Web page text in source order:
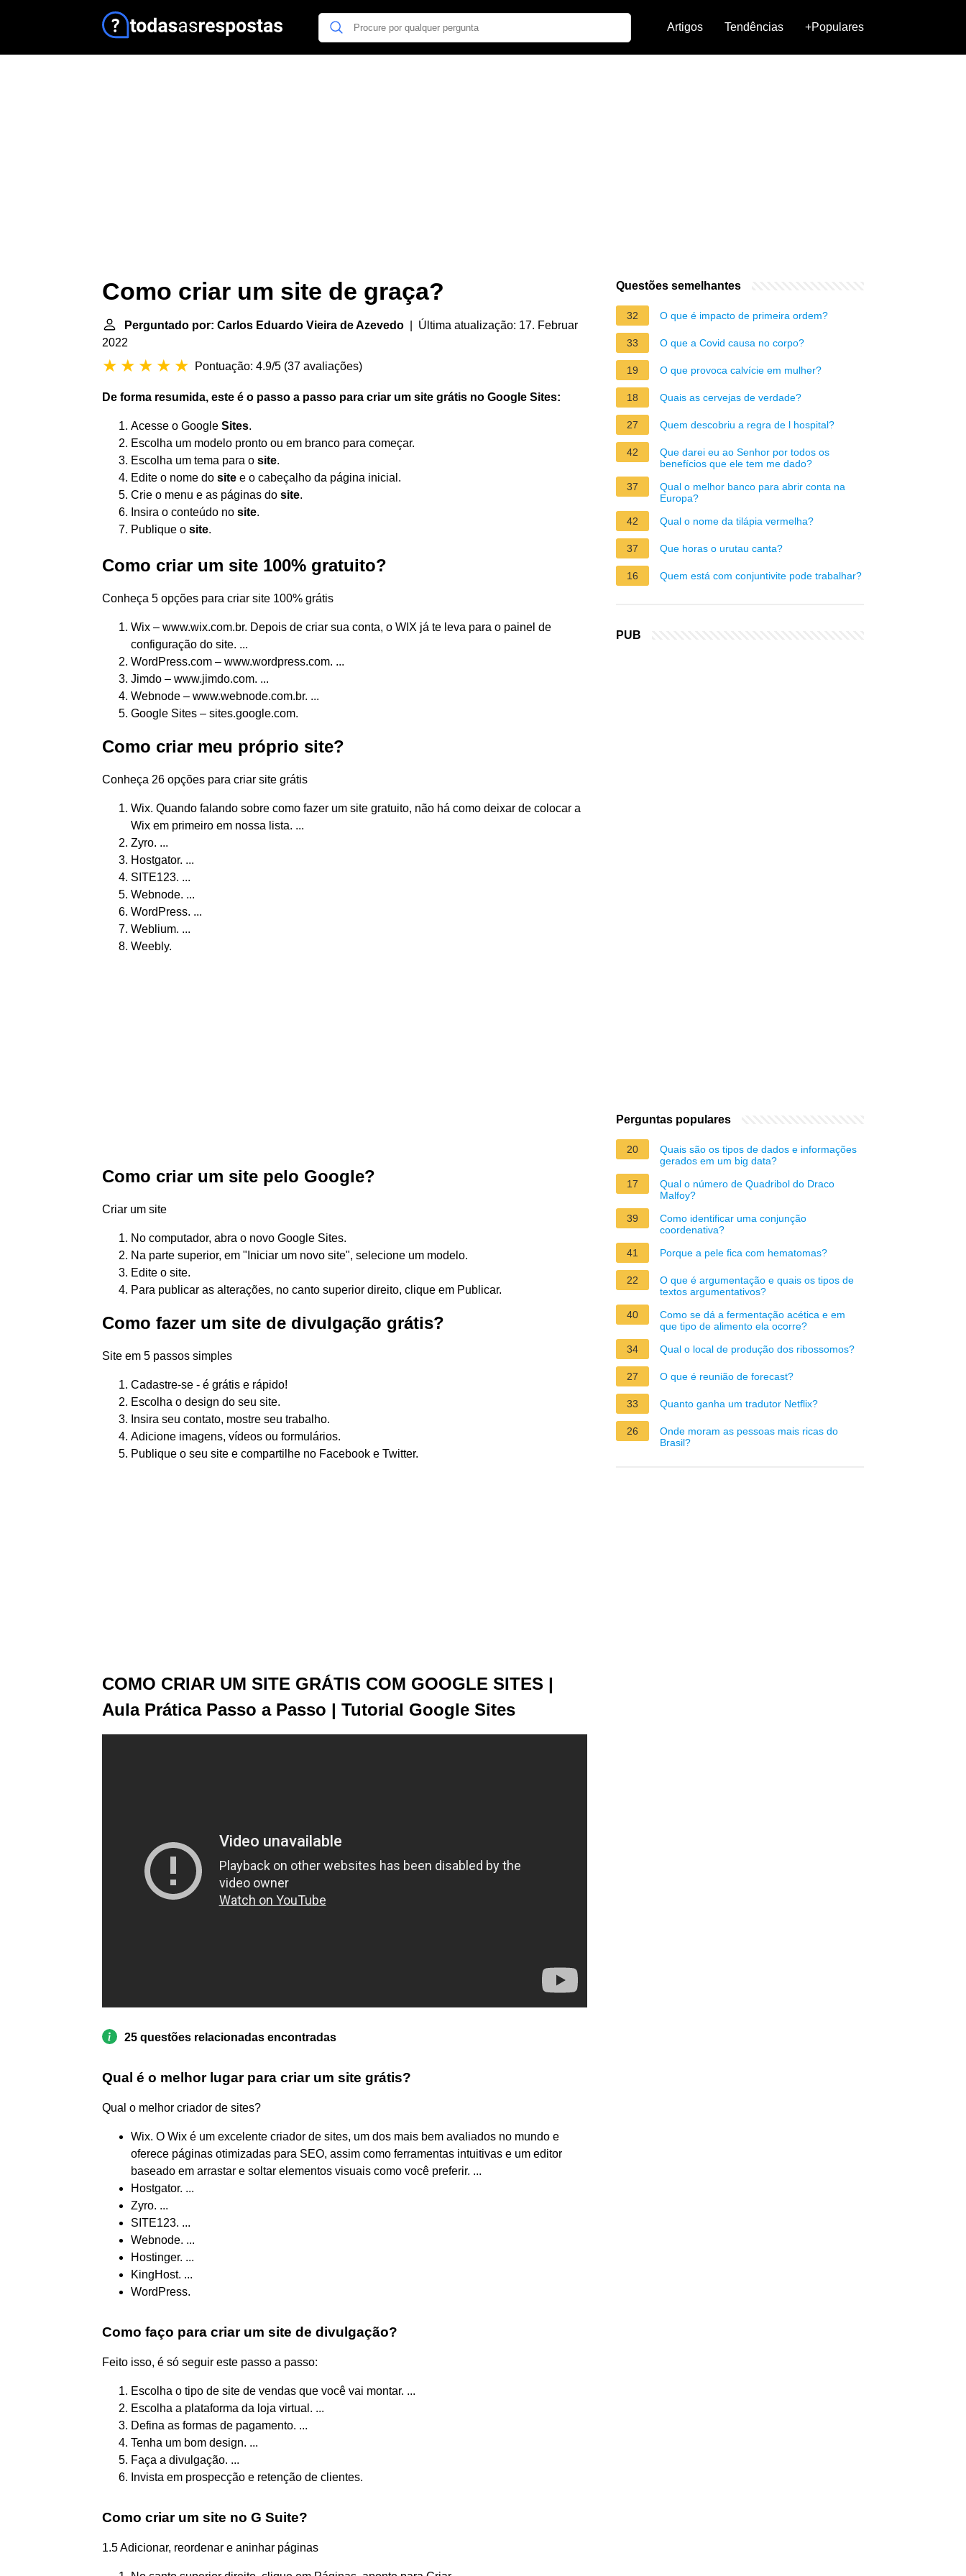
Artigos Tendências +Populares
Como criar um site de graça?
Perguntado por: Carlos Eduardo Vieira de Azevedo | Última atualização: 17. Februar
2022
Pontuação: 4.9/5 (37 avaliações)
De forma resumida, este é o passo a passo para criar um site grátis no Google Sites:
Acesse o Google Sites.
Escolha um modelo pronto ou em branco para começar.
Escolha um tema para o site.
Edite o nome do site e o cabeçalho da página inicial.
Crie o menu e as páginas do site.
Insira o conteúdo no site.
Publique o site.
Como criar um site 100% gratuito?
Conheça 5 opções para criar site 100% grátis
Wix – www.wix.com.br. Depois de criar sua conta, o WIX já te leva para o painel de
configuração do site. ...
WordPress.com – www.wordpress.com. ...
Jimdo – www.jimdo.com. ...
Webnode – www.webnode.com.br. ...
Google Sites – sites.google.com.
Como criar meu próprio site?
Conheça 26 opções para criar site grátis
Wix. Quando falando sobre como fazer um site gratuito, não há como deixar de colocar a
Wix em primeiro em nossa lista. ...
Zyro. ...
Hostgator. ...
SITE123. ...
Webnode. ...
WordPress. ...
Weblium. ...
Weebly.
Como criar um site pelo Google?
Criar um site
No computador, abra o novo Google Sites.
Na parte superior, em "Iniciar um novo site", selecione um modelo.
Edite o site.
Para publicar as alterações, no canto superior direito, clique em Publicar.
Como fazer um site de divulgação grátis?
Site em 5 passos simples
Cadastre-se - é grátis e rápido!
Escolha o design do seu site.
Insira seu contato, mostre seu trabalho.
Adicione imagens, vídeos ou formulários.
Publique o seu site e compartilhe no Facebook e Twitter.
COMO CRIAR UM SITE GRÁTIS COM GOOGLE SITES |
Aula Prática Passo a Passo | Tutorial Google Sites
25 questões relacionadas encontradas
Qual é o melhor lugar para criar um site grátis?
Qual o melhor criador de sites?
Wix. O Wix é um excelente criador de sites, um dos mais bem avaliados no mundo e
oferece páginas otimizadas para SEO, assim como ferramentas intuitivas e um editor
baseado em arrastar e soltar elementos visuais como você preferir. ...
Hostgator. ...
Zyro. ...
SITE123. ...
Webnode. ...
Hostinger. ...
KingHost. ...
WordPress.
Como faço para criar um site de divulgação?
Feito isso, é só seguir este passo a passo:
Escolha o tipo de site de vendas que você vai montar. ...
Escolha a plataforma da loja virtual. ...
Defina as formas de pagamento. ...
Tenha um bom design. ...
Faça a divulgação. ...
Invista em prospecção e retenção de clientes.
Como criar um site no G Suite?
1.5 Adicionar, reordenar e aninhar páginas
Questões semelhantes
32 O que é impacto de primeira ordem?
33 O que a Covid causa no corpo?
19 O que provoca calvície em mulher?
18 Quais as cervejas de verdade?
27 Quem descobriu a regra de l hospital?
42
Que darei eu ao Senhor por todos os
benefícios que ele tem me dado?
37
Qual o melhor banco para abrir conta na
Europa?
42
Qual o nome da tilápia vermelha?
37 Que horas o urutau canta?
16 Quem está com conjuntivite pode trabalhar?
PUB
Perguntas populares
20
Quais são os tipos de dados e informações
gerados em um big data?
17
Qual o número de Quadribol do Draco
Malfoy?
39
Como identificar uma conjunção
coordenativa?
41
Porque a pele fica com hematomas?
22
O que é argumentação e quais os tipos de
textos argumentativos?
40
Como se dá a fermentação acética e em
que tipo de alimento ela ocorre?
34
Qual o local de produção dos ribossomos?
27 O que é reunião de forecast?
33 Quanto ganha um tradutor Netflix?
26
Onde moram as pessoas mais ricas do
Brasil?